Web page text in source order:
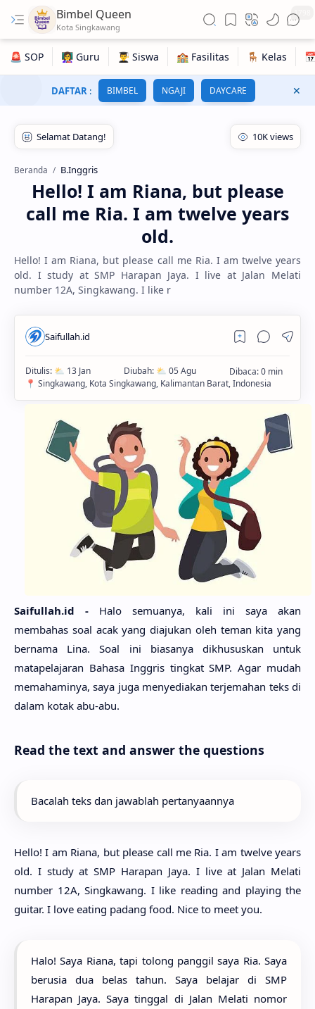
Bimbel Queen 1798
DAFTAR : BIMBEL NGAJI DAYCARE
Beranda B.Inggris
Hello! I am Riana, but please
call me Ria. I am twelve years
old.
Hello! I am Riana, but please call me Ria. I am twelve years
old. I study at SMP Harapan Jaya. I live at Jalan Melati
number 12A, Singkawang. I like r
Saifullah.id - Halo semuanya, kali ini saya akan
membahas soal acak yang diajukan oleh teman kita yang
bernama Lina. Soal ini biasanya dikhususkan untuk
matapelajaran Bahasa Inggris tingkat SMP. Agar mudah
memahaminya, saya juga menyediakan terjemahan teks di
dalam kotak abu-abu.
Read the text and answer the questions
Bacalah teks dan jawablah pertanyaannya
Hello! I am Riana, but please call me Ria. I am twelve years
old. I study at SMP Harapan Jaya. I live at Jalan Melati
number 12A, Singkawang. I like reading and playing the
guitar. I love eating padang food. Nice to meet you.
Halo! Saya Riana, tapi tolong panggil saya Ria. Saya
berusia dua belas tahun. Saya belajar di SMP
Harapan Jaya. Saya tinggal di Jalan Melati nomor